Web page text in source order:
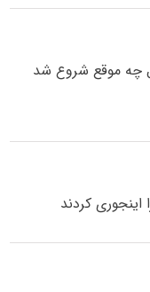
چه موقع شروع شد
کردند